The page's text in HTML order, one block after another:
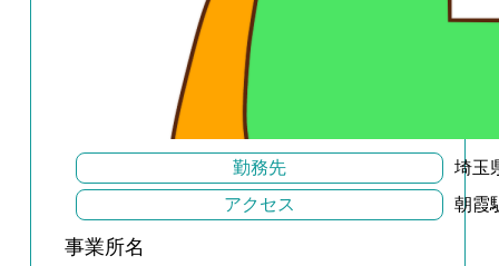
勤務先
埼玉
アクセス
朝霞
事業所名